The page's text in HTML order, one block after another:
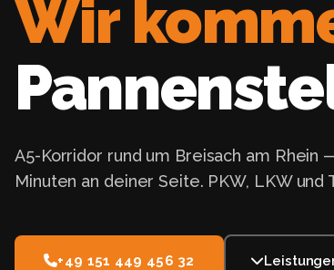
Wir
A5-Korridor rund um Breisach am Rhein
Minuten an deiner Seite. PKW, LKW und
+49 151 449 456 32